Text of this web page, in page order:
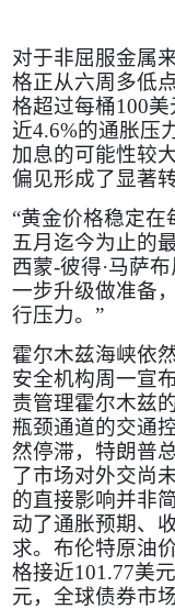
对于非屈服金属
格正从六周多低
格超过每桶100美
近4.6%的通胀压
加息的可能性较
偏见形成了显著转
“黄金价格稳定在
五月迄今为止的
西蒙-彼得·马萨
一步升级做准备
行压力。”
霍尔木兹海峡依
安全机构周一宣
责管理霍尔木兹
瓶颈通道的交通
然停滞，特朗普
了市场对外交尚
的直接影响并非
动了通胀预期、
求。布伦特原油
格接近101.77美
元，全球债券市